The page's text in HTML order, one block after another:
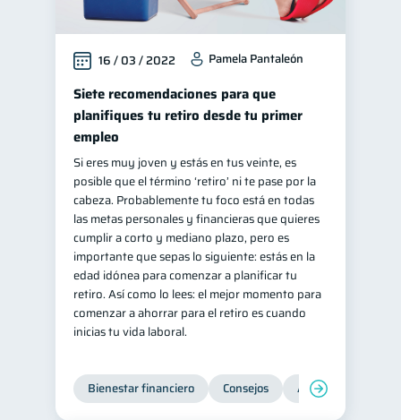
16 / 03 / 2022 Pamela Pantaleón
Siete recomendaciones para que
planifiques tu retiro desde tu primer
empleo
Si eres muy joven y estás en tus veinte, es
posible que el término ‘retiro’ ni te pase por la
cabeza. Probablemente tu foco está en todas
las metas personales y financieras que quieres
cumplir a corto y mediano plazo, pero es
importante que sepas lo siguiente: estás en la
edad idónea para comenzar a planificar tu
retiro. Así como lo lees: el mejor momento para
comenzar a ahorrar para el retiro es cuando
inicias tu vida laboral.
Bienestar financiero Consejos Ahorro